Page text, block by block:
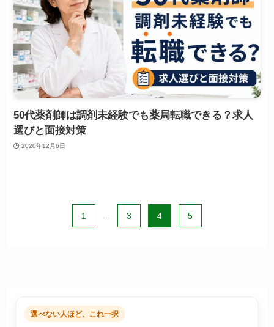
50代薬剤師は調剤未経験でも薬局転職できる？求人
選びと面接対策
2020年12月6日
1 ... 3 4 5
選べない人ほど、これ一択